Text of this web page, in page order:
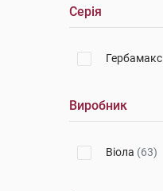
Серія
Гербамакс
Виробник
Віола (63)